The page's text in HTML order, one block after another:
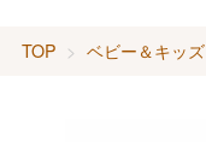
TOP ベビー＆キッズ